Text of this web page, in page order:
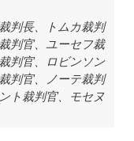
判長、トムカ裁判
判官、ユーセフ裁
判官、ロビンソン
判官、ノーテ裁判
ト裁判官、モセヌ